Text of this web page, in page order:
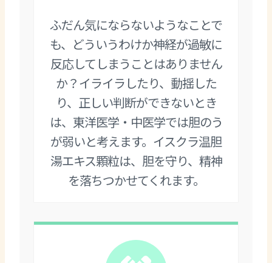
ふだん気にならないようなことで
も、どういうわけか神経が過敏に
反応してしまうことはありません
か？イライラしたり、動揺した
り、正しい判断ができないとき
は、東洋医学・中医学では胆のう
が弱いと考えます。イスクラ温胆
湯エキス顆粒は、胆を守り、精神
を落ちつかせてくれます。